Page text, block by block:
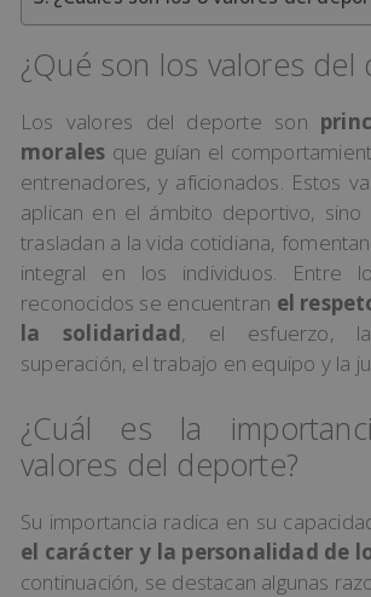
¿Qué son los valores del
Los valores del deporte son
morales que guían el
entrenadores, y aficionados. Estos
aplican en el ámbito deportivo,
trasladan a la vida cotidiana,
integral en los individuos. Entre
reconocidos se encuentran el
la solidaridad, el esfuerzo,
superación, el trabajo en equipo y la
¿Cuál es la
valores del deporte?
Su importancia radica en su
el carácter y la personalidad de
continuación, se destacan algunas